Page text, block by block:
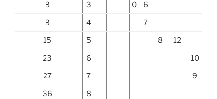
8 3 0 6
8 4 7
15 5 8 12
23 6 10
27 7 9
36 8